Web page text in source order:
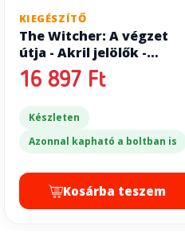
KIEGÉSZÍTŐ
The Witcher: A végzet
útja - Akril jelölők -
Alapjáték (The Witcher:
Path of Destiny - Acrylic
16 897 Ft
Készleten
Azonnal kapható a boltban is
Kosárba teszem